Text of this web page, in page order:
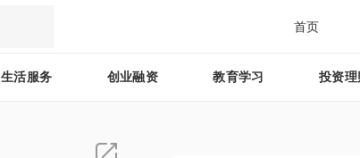
首页
生活服务 创业融资 教育学习 投资理